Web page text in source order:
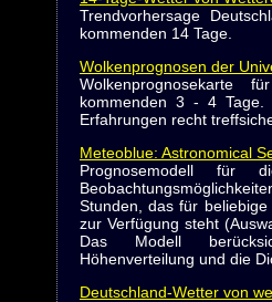
Trendvorhersage
kommenden 14 Tage.
Wolkenprognosen der
Wolkenprognosekarte
kommenden 3 - 4 Tage.
Erfahrungen recht
Meteoblue: Astronomical
Prognosemodell für
Stunden, das für
zur Verfügung steht
Das Modell
Höhenverteilung und die
Deutschland-Wetter von